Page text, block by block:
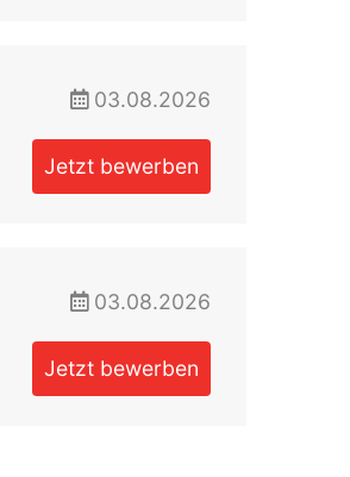
03.08.2026
Jetzt bewerben
03.08.2026
Jetzt bewerben